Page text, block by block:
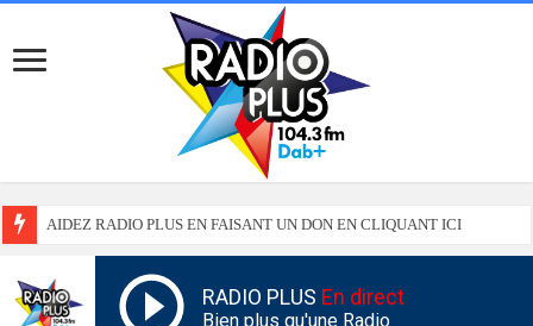
AIDEZ RADIO PLUS EN FAISANT UN DON EN CLIQUANT ICI
RADIO PLUS En direct
Bien plus qu'une Radio